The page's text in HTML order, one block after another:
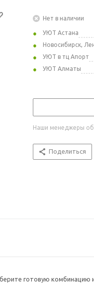
Нет в наличии
УЮТ Астана
Новосибирск,
УЮТ в тц Апорт
УЮТ Алматы
Наши менеджеры
Поделиться
готовую комбинацию